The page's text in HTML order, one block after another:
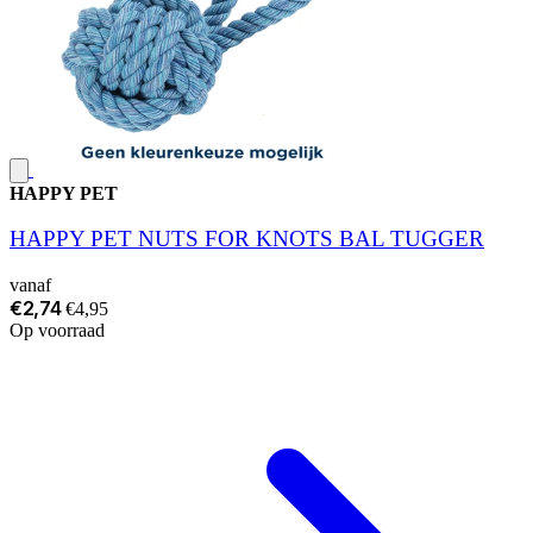
HAPPY PET
HAPPY PET NUTS FOR KNOTS BAL TUGGER
vanaf
€2,74 €4,95
Op voorraad